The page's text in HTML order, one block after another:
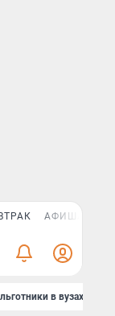
АФИША PLUS
в вузах СПб